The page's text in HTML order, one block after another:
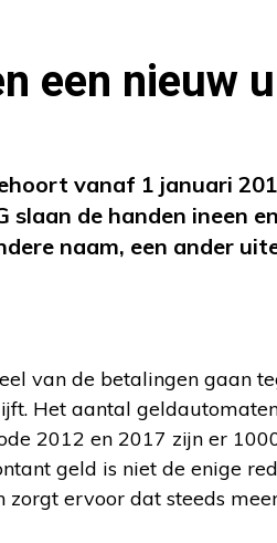
een nieuw
vanaf 1 januari
de handen ineen
naam, een ander
van de betalingen gaan
Het aantal
2012 en 2017 zijn er
geld is niet de enige
ervoor dat steeds